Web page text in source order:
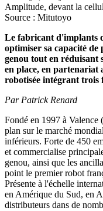
Amplitude, devant la
Source : Mitutoyo
Le fabricant d'implants
optimiser sa capacité de
genou tout en réduisant
en place, en partenariat
robotisée intégrant trois
Par Patrick Renard
Fondé en 1997 à
plan sur le marché
inférieurs. Forte de 450
et commercialise
genou, ainsi que les
point le premier robot
Présente à l'échelle
en Amérique du Sud, en
distributeurs dans de